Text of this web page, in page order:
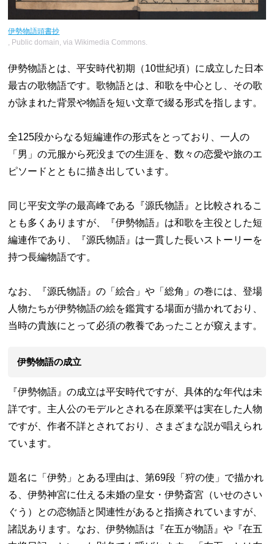
伊勢物語頭書抄
, Public domain, via Wikimedia Commons.
伊勢物語とは、平安時代初期（10世紀頃）に成立した日本
最古の歌物語です。歌物語とは、和歌を中心とし、その歌
が詠まれた背景や物語を短い文章で綴る形式を指します。
全125段からなる短編連作の形式をとっており、一人の
「男」の元服から死没までの生涯を、数々の恋愛や旅のエ
ピソードとともに描き出しています。
同じ平安文学の最高峰である『源氏物語』と比較されるこ
とも多くありますが、『伊勢物語』は和歌を主役とした短
編連作であり、『源氏物語』は一貫した長いストーリーを
持つ長編物語です。
なお、『源氏物語』の「絵合」や「総角」の巻には、登場
人物たちが伊勢物語の絵を鑑賞する場面が描かれており、
当時の貴族にとって必須の教養であったことが窺えます。
伊勢物語の成立
『伊勢物語』の成立は平安時代ですが、具体的な年代は未
詳です。主人公のモデルとされる在原業平は実在した人物
ですが、作者不詳とされており、さまざまな説が唱えられ
ています。
題名に「伊勢」とある理由は、第69段「狩の使」で描かれ
る、伊勢神宮に仕える未婚の皇女・伊勢斎宮（いせのさい
ぐう）との恋物語と関連性があると指摘されていますが、
諸説あります。なお、伊勢物語は『在五が物語』や『在五